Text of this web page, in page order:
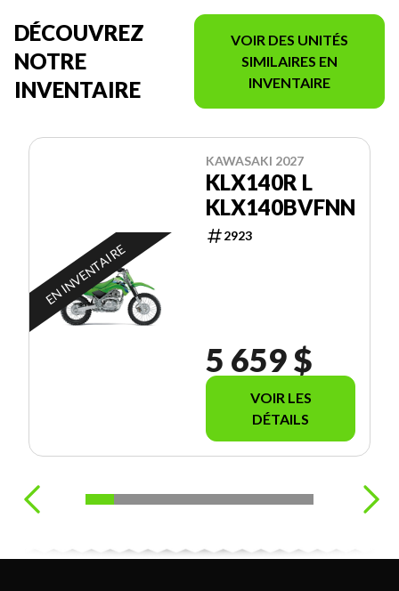
DÉCOUVREZ
NOTRE
INVENTAIRE
VOIR DES UNITÉS
SIMILAIRES EN
INVENTAIRE
EN INVENTAIRE
KAWASAKI 2027
KLX140R L
KLX140BVFNN
2923
5 659 $
VOIR LES
DÉTAILS